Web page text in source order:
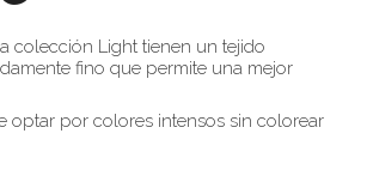
colección Light tienen un tejido
fino que permite una mejor
optar por colores intensos sin colorear